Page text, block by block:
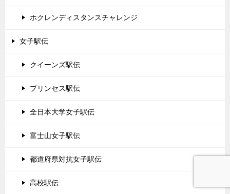
ホクレンディスタンスチャレンジ
女子駅伝
クイーンズ駅伝
プリンセス駅伝
全日本大学女子駅伝
富士山女子駅伝
都道府県対抗女子駅伝
高校駅伝